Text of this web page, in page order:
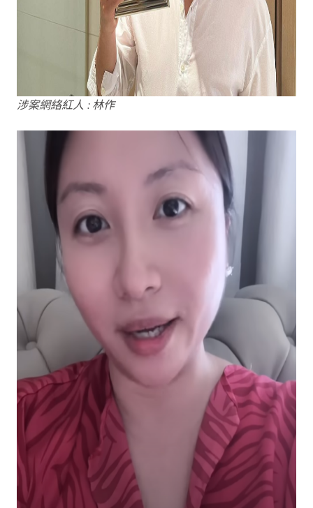
涉案網絡紅人 : 林作